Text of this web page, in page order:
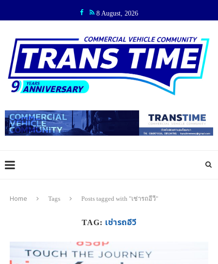
8 August, 2026
Home Tags Posts tagged with "เช่ารถอีวี"
TAG: เช่ารถอีวี